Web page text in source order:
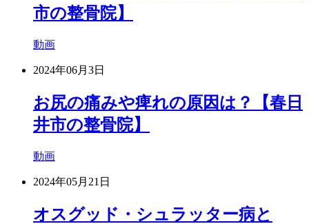
市の整骨院】
動画
2024年06月3日
お尻の痛みや痺れの原因は？【春日
井市の整骨院】
動画
2024年05月21日
オスグッド・シュラッター病と